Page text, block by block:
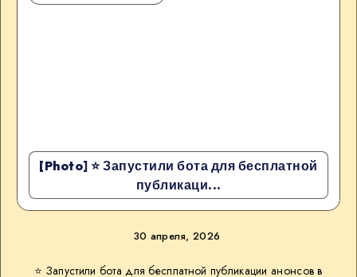
[Photo] ⭐️ Запустили бота для бесплатной
публикаци...
30 апреля, 2026
⭐️ Запустили бота для бесплатной публикации анонсов в